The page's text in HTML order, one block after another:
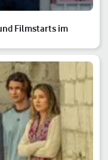
Filmstarts im